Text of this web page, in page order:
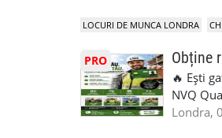
LOCURI DE MUNCA LONDRA
PRO Obține
🔥 Ești
NVQ
Calificări
Londra,